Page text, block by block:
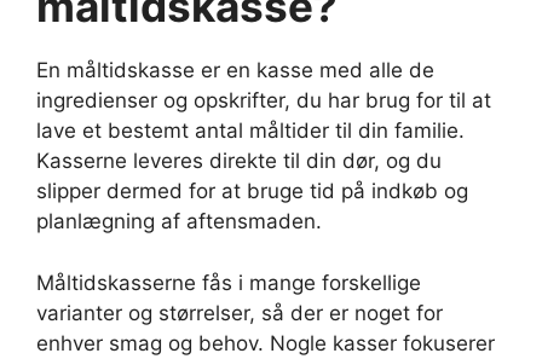
En måltidskasse er en kasse med alle de
ingredienser og opskrifter, du har brug for til at
lave et bestemt antal måltider til din familie.
Kasserne leveres direkte til din dør, og du
slipper dermed for at bruge tid på indkøb og
planlægning af aftensmaden.
Måltidskasserne fås i mange forskellige
varianter og størrelser, så der er noget for
enhver smag og behov. Nogle kasser fokuserer